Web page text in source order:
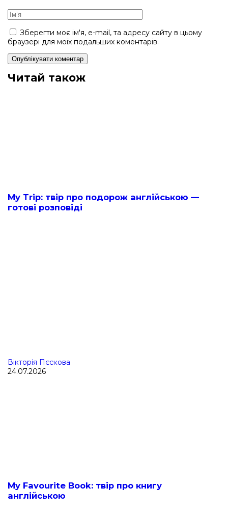
Зберегти моє ім'я, e-mail, та адресу сайту в цьому
браузері для моїх подальших коментарів.
Читай також
My Trip: твір про подорож англійською —
готові розповіді
Вікторія Пєскова
24.07.2026
My Favourite Book: твір про книгу
англійською